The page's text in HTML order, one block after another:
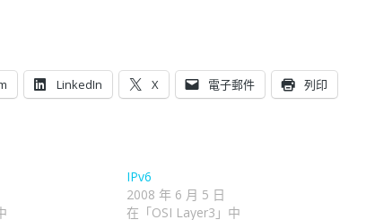
LinkedIn X 電子郵件 列印
IPv6
2008 年 6 月 5 日
在「OSI Layer3」中